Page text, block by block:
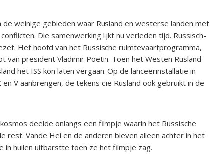
weinige gebieden waar Rusland en westerse landen met
Die samenwerking lijkt nu verleden tijd. Russisch-
Het hoofd van het Russische ruimtevaartprogramma,
van president Vladimir Poetin. Toen het Westen Rusland
het ISS kon laten vergaan. Op de lanceerinstallatie in
V aanbrengen, de tekens die Rusland ook gebruikt in de
deelde onlangs een filmpje waarin het Russische
rest. Vande Hei en de anderen bleven alleen achter in het
in huilen uitbarstte toen ze het filmpje zag.